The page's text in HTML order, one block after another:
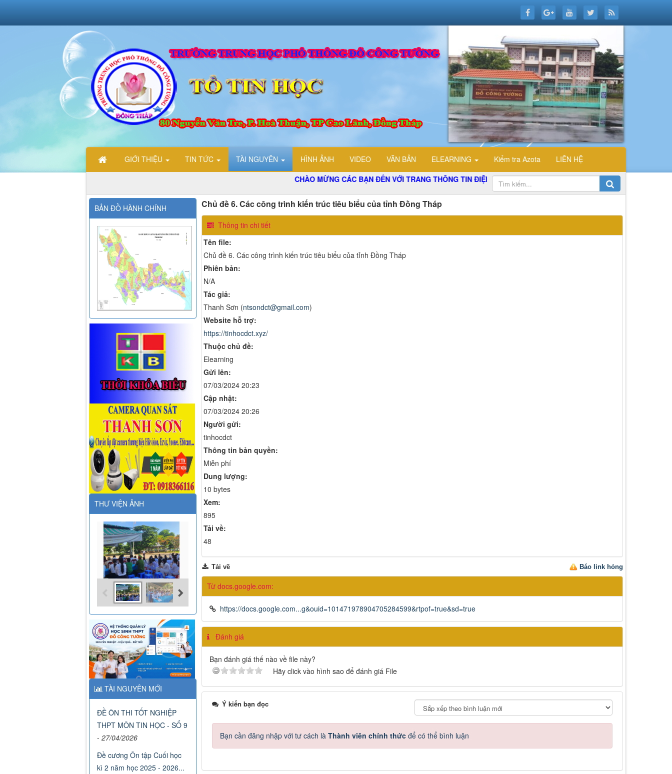
GIỚI THIỆU TIN TỨC TÀI NGUYÊN HÌNH ẢNH VIDEO VĂN BẢN ELEARNING Kiểm tra Azota
LIÊN HỆ
CHÀO MỪNG CÁC BẠN ĐẾN VỚI TRANG THÔNG TIN ĐIỆN TỬ TỔ TIN HỌC TRƯỜNG THPT ĐỖ CÔNG TƯỜNG
Chủ đề 6. Các công trình kiến trúc tiêu biểu của tỉnh Đồng Tháp
Thông tin chi tiết
Tên file:
Chủ đề 6. Các công trình kiến trúc tiêu biểu của tỉnh Đồng Tháp
Phiên bản:
N/A
Tác giả:
Thanh Sơn (ntsondct@gmail.com)
Website hỗ trợ:
https://tinhocdct.xyz/
Thuộc chủ đề:
Elearning
Gửi lên:
07/03/2024 20:23
Cập nhật:
07/03/2024 20:26
Người gửi:
tinhocdct
Thông tin bản quyền:
Miễn phí
Dung lượng:
10 bytes
Xem:
895
Tải về:
48
Báo link hỏng
Tải về
Từ docs.google.com:
https://docs.google.com...g&ouid=101471978904705284599&rtpof=true&sd=true
Đánh giá
Bạn đánh giá thế nào về file này?
Hãy click vào hình sao để đánh giá File
Ý kiến bạn đọc
Bạn cần đăng nhập với tư cách là Thành viên chính thứcđể có thể bình luận
BẢN ĐỒ HÀNH CHÍNH
THƯ VIỆN ẢNH
TÀI NGUYÊN MỚI
ĐỀ ÔN THI TỐT NGHIỆP
THPT MÔN TIN HỌC - SỐ 9
- 27/04/2026
Đề cương Ôn tập Cuối học
kì 2 năm học 2025 - 2026...